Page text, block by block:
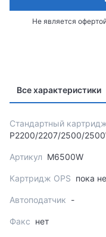
Не является
Все характеристики
Стандартный
P2200/2207/2500/
Артикул M6500W
Картридж OPS пока
Автоподатчик -
Факс нет